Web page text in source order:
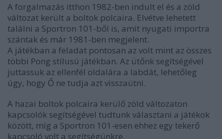
A forgalmazás itthon 1982-ben indult el és a zöld
változat került a boltok polcaira. Elvétve lehetett
találni a Sportron 101-ből is, amit nyugati importra
szántak és már 1981-ben megjelent.
A játékban a feladat pontosan az volt mint az összes
többi Pong stílusú játékban. Az ütőnk segítségével
juttassuk az ellenfél oldalára a labdát, lehetőleg
úgy, hogy Ő ne tudja azt visszaütni.
A hazai boltok polcaira kerülő zöld változaton
kapcsolók segítségével tudtunk választani a játékok
között, míg a Sportron 101-esen ehhez egy tekerő
kapcsoló volt a segítségünkre.